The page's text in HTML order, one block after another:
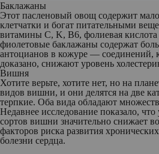
Баклажаны
Этот пасленовый овощ содержит
клетчатки и богат питательными
витамины C, K, B6, фолиевая
фиолетовые баклажаны содержат
антоцианов в кожуре — соединений,
доказано, снижают уровень
Вишня
Хотите верьте, хотите нет, но на
видов вишни, и они делятся на две
терпкие. Оба вида обладают
Недавнее исследование показало,
сортов вишни значительно снижает
факторов риска развития
болезни сердца.